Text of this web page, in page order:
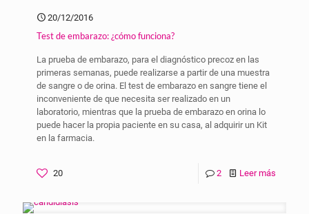
20/12/2016
Test de embarazo: ¿cómo funciona?
La prueba de embarazo, para el diagnóstico precoz en las
primeras semanas, puede realizarse a partir de una muestra
de sangre o de orina. El test de embarazo en sangre tiene el
inconveniente de que necesita ser realizado en un
laboratorio, mientras que la prueba de embarazo en orina lo
puede hacer la propia paciente en su casa, al adquirir un Kit
en la farmacia.
20 2 Leer más